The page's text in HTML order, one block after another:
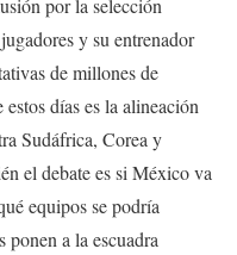
por la selección
y su entrenador
de millones de
días es la alineación
Sudáfrica, Corea y
el debate es si México va
equipos se podría
ponen a la escuadra